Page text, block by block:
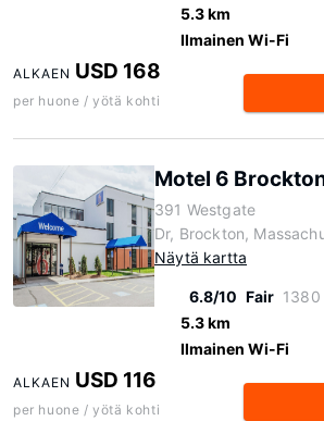
5.3 km
Ilmainen Wi-Fi
ALKAEN USD 168
per huone / yötä kohti
Motel 6
391 Westgate
Dr, Brockton,
Näytä kartta
6.8/10 Fair 1380
5.3 km
Ilmainen Wi-Fi
ALKAEN USD 116
per huone / yötä kohti